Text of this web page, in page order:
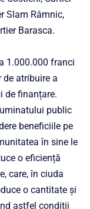
Slam Râmnic,
Barasca.
1.000.000 franci
de atribuire a
de finanțare.
public
beneficiile pe
în sine le
o eficiență
care, în ciuda
o cantitate și
astfel condiții